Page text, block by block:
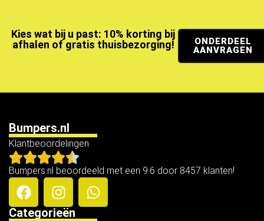
Kies wat bij u past: 10% korting bij
afhalen of gratis thuisbezorging!
ONDERDEEL
AANVRAGEN
Bumpers.nl
Klantbeoordelingen
Bumpers.nl beoordeeld met een 9.6 door 8457 klanten!
Categorieën